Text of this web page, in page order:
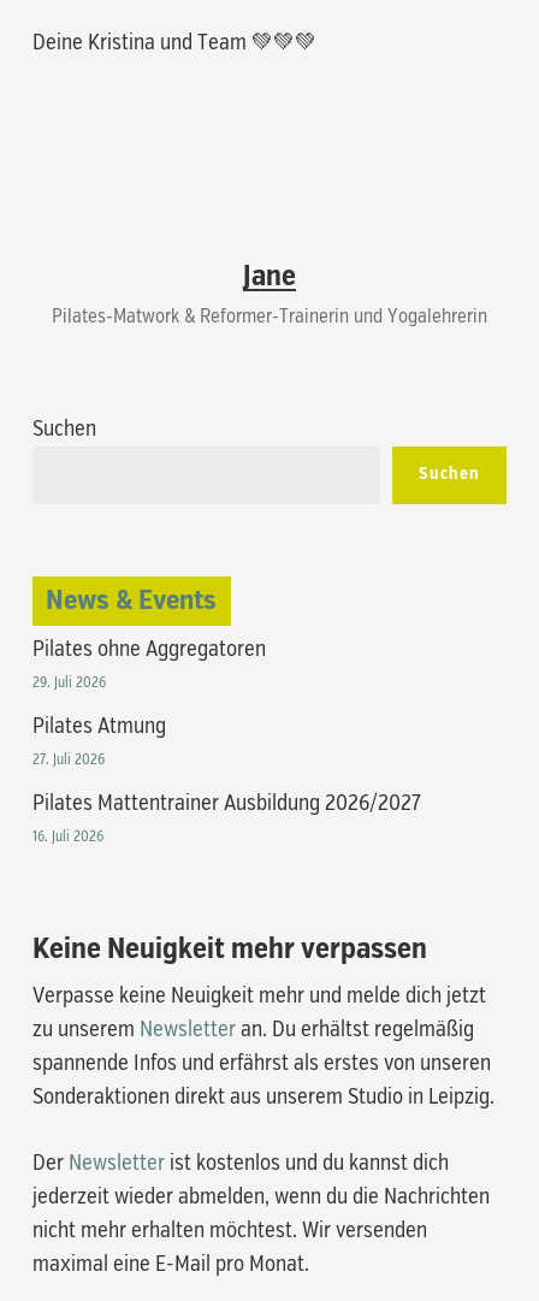
Deine Kristina und Team 💚💚💚
Jane
Pilates-Matwork & Reformer-Trainerin und Yogalehrerin
Suchen
Suchen
News & Events
Pilates ohne Aggregatoren
29. Juli 2026
Pilates Atmung
27. Juli 2026
Pilates Mattentrainer Ausbildung 2026/2027
16. Juli 2026
Keine Neuigkeit mehr verpassen
Verpasse keine Neuigkeit mehr und melde dich jetzt
zu unserem Newsletteran. Du erhältst regelmäßig
spannende Infos und erfährst als erstes von unseren
Sonderaktionen direkt aus unserem Studio in Leipzig.
Der Newsletterist kostenlos und du kannst dich
jederzeit wieder abmelden, wenn du die Nachrichten
nicht mehr erhalten möchtest. Wir versenden
maximal eine E-Mail pro Monat.